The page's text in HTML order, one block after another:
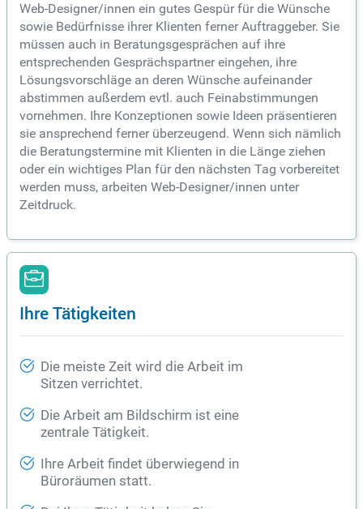
Web-Designer/innen ein gutes Gespür für die Wünsche
sowie Bedürfnisse ihrer Klienten ferner Auftraggeber. Sie
müssen auch in Beratungsgesprächen auf ihre
entsprechenden Gesprächspartner eingehen, ihre
Lösungsvorschläge an deren Wünsche aufeinander
abstimmen außerdem evtl. auch Feinabstimmungen
vornehmen. Ihre Konzeptionen sowie Ideen präsentieren
sie ansprechend ferner überzeugend. Wenn sich nämlich
die Beratungstermine mit Klienten in die Länge ziehen
oder ein wichtiges Plan für den nächsten Tag vorbereitet
werden muss, arbeiten Web-Designer/innen unter
Zeitdruck.
Ihre Tätigkeiten
Die meiste Zeit wird die Arbeit im
Sitzen verrichtet.
Die Arbeit am Bildschirm ist eine
zentrale Tätigkeit.
Ihre Arbeit findet überwiegend in
Büroräumen statt.